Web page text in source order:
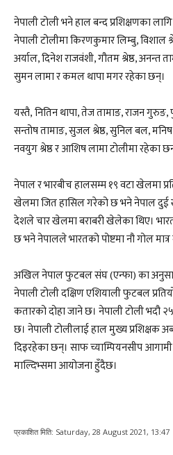
नेपाली टोली भने हाल बन्द प्रशिक्षणका
नेपाली टोलीमा किरणकुमार लिम्बु, विशाल
अर्याल, दिनेश राजवंशी, गौतम श्रेष्ठ, अनन्त
सुमन लामा र कमल थापा मगर रहेका छन्।
यस्तै‚ नितिन थापा, तेज तामाङ, राजन
सन्तोष तामाङ, सुजल श्रेष्ठ, सुनिल बल,
नवयुग श्रेष्ठ र आशिष लामा टोलीमा रहेका
नेपाल र भारबीच हालसम्म १९ वटा खेलमा
खेलमा जित हासिल गरेको छ भने नेपाल दुई
देशले चार खेलमा बराबरी खेलेका थिए।
छ भने नेपालले भारतको पोष्टमा नौ गोल
अखिल नेपाल फुटबल संघ (एन्फा) का
नेपाली टोली दक्षिण एशियाली फुटबल
कतारको दोहा जाने छ। नेपाली टोली भदौ
छ। नेपाली टोलीलाई हाल मुख्य प्रशिक्षक
दिइरहेका छन्। साफ च्याम्पियनसीप
माल्दिभ्समा आयोजना हुँदैछ।
प्रकाशित मिति: Saturday, 28 August 2021, 13:47